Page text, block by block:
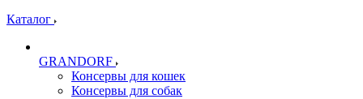
Каталог
GRANDORF
Консервы для кошек
Консервы для собак